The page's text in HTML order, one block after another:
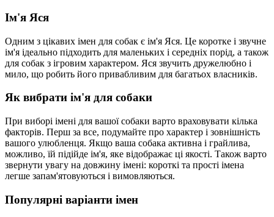
Ім'я Яся
Одним з цікавих імен для собак є ім'я Яся. Це коротке і звучне
ім'я ідеально підходить для маленьких і середніх порід, а також
для собак з ігровим характером. Яся звучить дружелюбно і
мило, що робить його привабливим для багатьох власників.
Як вибрати ім'я для собаки
При виборі імені для вашої собаки варто враховувати кілька
факторів. Перш за все, подумайте про характер і зовнішність
вашого улюбленця. Якщо ваша собака активна і грайлива,
можливо, їй підійде ім'я, яке відображає ці якості. Також варто
звернути увагу на довжину імені: короткі та прості імена
легше запам'ятовуються і вимовляються.
Популярні варіанти імен